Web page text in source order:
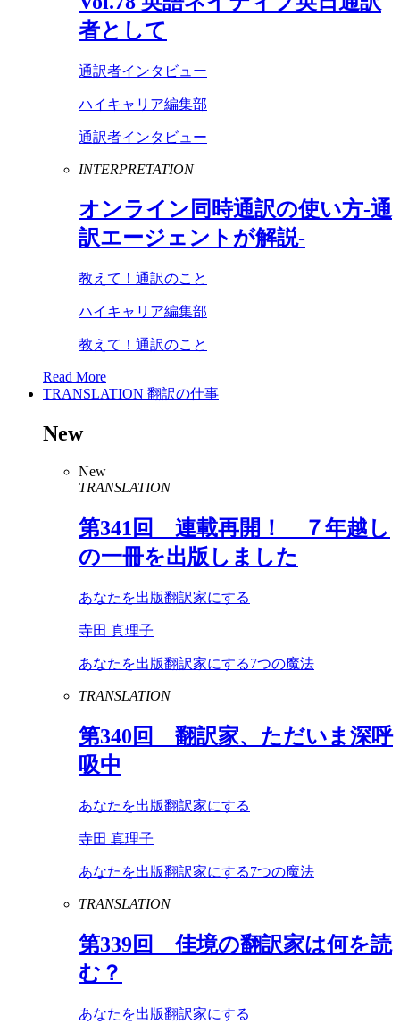
者として
通訳者インタビュー
ハイキャリア編集部
通訳者インタビュー
INTERPRETATION
オンライン同時通訳の使い方-通
訳エージェントが解説-
教えて！通訳のこと
ハイキャリア編集部
教えて！通訳のこと
Read More
TRANSLATION 翻訳の仕事
New
New
TRANSLATION
第341 回 連載再開！ ７年越し
の一冊を出版しました
あなたを出版翻訳家にする
寺田 真理子
あなたを出版翻訳家にする7つの魔法
TRANSLATION
第340回 翻訳家、ただいま深呼
吸中
あなたを出版翻訳家にする
寺田 真理子
あなたを出版翻訳家にする7つの魔法
TRANSLATION
第339回 佳境の翻訳家は何を読
む？
あなたを出版翻訳家にする